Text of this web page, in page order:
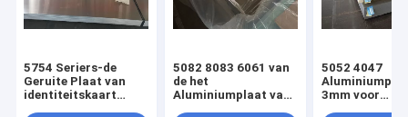
5754 Seriers-de
Geruite Plaat van
identiteitskaart
5082 8083 6061 van
de het
Aluminiumplaat van
5052 4047
3mm voor